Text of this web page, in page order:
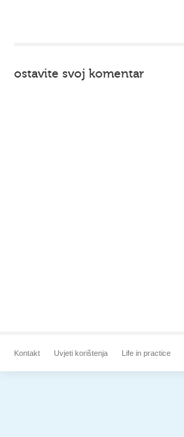
ostavite svoj komentar
Kontakt Uvjeti korištenja Life in practice